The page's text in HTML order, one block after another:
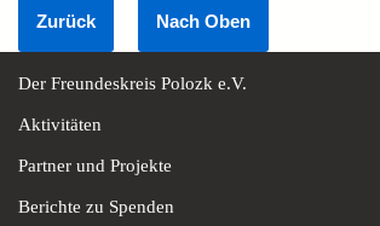
Der Freundeskreis Polozk e.V.
Aktivitäten
Partner und Projekte
Berichte zu Spenden